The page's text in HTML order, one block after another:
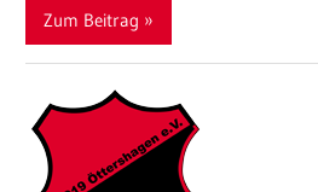
Zum Beitrag